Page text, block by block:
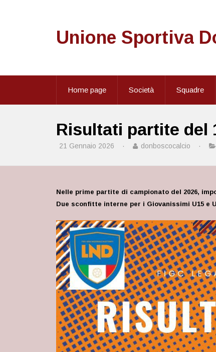
Unione Sportiva
Home page Società Squadre
Risultati partite del
21 Gennaio 2026 · donboscocalcio ·
Nelle prime partite di campionato del 2026,
Due sconfitte interne per i Giovanissimi U15 e